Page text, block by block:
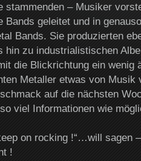
stammenden – Musiker
Bands geleitet und in
Bands. Sie produzierten
hin zu industrialistischen
die Blickrichtung ein wenig
Metaller etwas von Musik
auf die nächsten
viel Informationen wie
on rocking !“…will sagen
!